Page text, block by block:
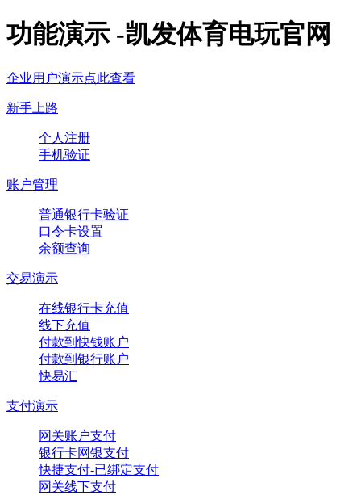
功能演示 -凯发体育电玩官网
企业用户演示点此查看
新手上路
个人注册
手机验证
账户管理
普通银行卡验证
口令卡设置
余额查询
交易演示
在线银行卡充值
线下充值
付款到快钱账户
付款到银行账户
快易汇
支付演示
网关账户支付
银行卡网银支付
快捷支付-已绑定支付
网关线下支付